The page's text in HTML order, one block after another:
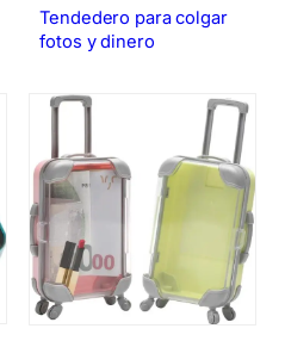
Tendedero para colgar
fotos y dinero